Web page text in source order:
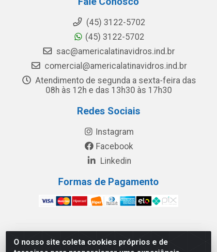
O nosso site coleta cookies próprios e de
(45) 3122-5702
(45) 3122-5702
sac@americalatinavidros.ind.br
comercial@americalatinavidros.ind.br
Atendimento de segunda a sexta-feira das
08h às 12h e das 13h30 às 17h30
Redes Sociais
Instagram
Facebook
Linkedin
Formas de Pagamento
América Latina Indústria e Comércio de Vidros LTDA -
CNPJ 19.813.045/0001-03 - Rua Carlos Drummond de